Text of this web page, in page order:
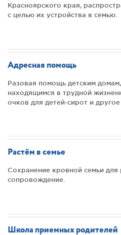
Красноярского края,
с целью их устройства в семью.
Адресная помощь
Разовая помощь детским
находящимся в трудной
очков для детей-сирот и другое
Растём в семье
Сохранение кровной семьи для
сопровождение.
Школа приемных родителей